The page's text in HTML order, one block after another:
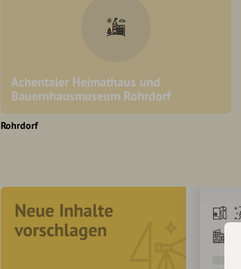
Achentaler Heimathaus und
Bauernhausmuseum Rohrdorf
Rohrdorf
Neue Inhalte
vorschlagen